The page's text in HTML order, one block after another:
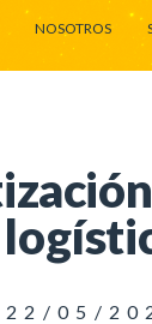
NOSOTROS
22/05/